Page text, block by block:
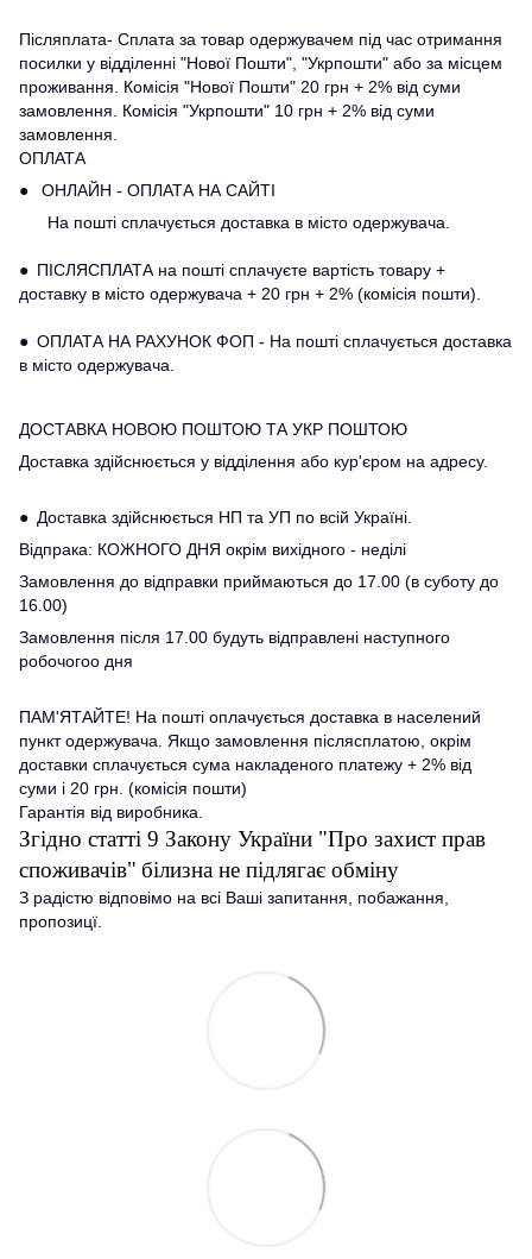
Післяплата- Сплата за товар одержувачем під час отримання
посилки у відділенні "Нової Пошти", "Укрпошти" або за місцем
проживання. Комісія "Нової Пошти" 20 грн + 2% від суми
замовлення. Комісія "Укрпошти" 10 грн + 2% від суми
замовлення.
ОПЛАТА
● ОНЛАЙН - ОПЛАТА НА САЙТІ
На пошті сплачується доставка в місто одержувача.
● ПІСЛЯСПЛАТА на пошті сплачуєте вартість товару +
доставку в місто одержувача + 20 грн + 2% (комісія пошти).
● ОПЛАТА НА РАХУНОК ФОП - На пошті сплачується доставка
в місто одержувача.
ДОСТАВКА НОВОЮ ПОШТОЮ ТА УКР ПОШТОЮ
Доставка здійснюється у відділення або кур'єром на адресу.
● Доставка здійснюється НП та УП по всій Україні.
Відпрака: КОЖНОГО ДНЯ окрім вихідного - неділі
Замовлення до відправки приймаються до 17.00 (в суботу до
16.00)
Замовлення після 17.00 будуть відправлені наступного
робочогоо дня
ПАМ'ЯТАЙТЕ! На пошті оплачується доставка в населений
пункт одержувача. Якщо замовлення післясплатою, окрім
доставки сплачується сума накладеного платежу + 2% від
суми і 20 грн. (комісія пошти)
Гарантія від виробника.
Згідно статті 9 Закону України "Про захист прав
споживачів" білизна не підлягає обміну
З радістю відповімо на всі Ваші запитання, побажання,
пропозицї.